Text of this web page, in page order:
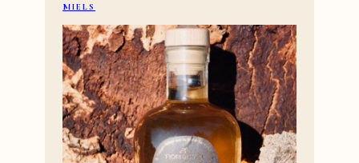
MIELS